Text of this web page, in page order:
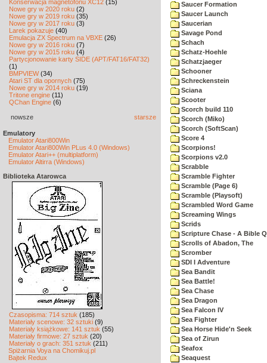
Konserwacja magnetofonu XC12 (15)
Nowe gry w 2020 roku (2)
Nowe gry w 2019 roku (35)
Nowe gry w 2017 roku (3)
Larek pokazuje (40)
Emulacja ZX Spectrum na VBXE (26)
Nowe gry w 2016 roku (7)
Nowe gry w 2015 roku (4)
Partycjonowanie karty SIDE (APT/FAT16/FAT32)
(1)
BMPVIEW(34)
Atari ST dla opornych (75)
Nowe gry w 2014 roku (19)
Tritone engine (11)
QChan Engine (6)
nowsze starsze
Emulatory
Emulator Atari800Win
Emulator Atari800Win PLus 4.0 (Windows)
Emulator Atari++ (multiplatform)
Emulator Altirra (Windows)
Biblioteka Atarowca
Czasopisma: 714 sztuk (185)
Materiały scenowe: 32 sztuki (9)
Materiały książkowe: 141 sztuk (55)
Materiały firmowe: 27 sztuk (20)
Materiały o grach: 351 sztuk (211)
Spiżarnia Voya na Chomikuj.pl
Bajtek Redux
Saucer Formation
Saucer Launch
Saucerian
Savage Pond
Schach
Schatz-Hoehle
Schatzjaeger
Schooner
Schreckenstein
Sciana
Scooter
Scorch build 110
Scorch (Miko)
Scorch (SoftScan)
Score 4
Scorpions!
Scorpions v2.0
Scrabble
Scramble Fighter
Scramble (Page 6)
Scramble (Playsoft)
Scrambled Word Game
Screaming Wings
Scrids
Scripture Chase - A Bible
Scrolls of Abadon, The
Scromber
SDI I Adventure
Sea Bandit
Sea Battle!
Sea Chase
Sea Dragon
Sea Falcon IV
Sea Fighter
Sea Horse Hide'n Seek
Sea of Zirun
Seafox
Seaquest